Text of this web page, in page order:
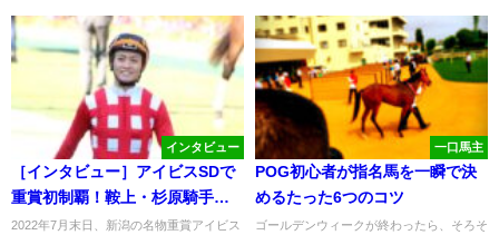
インタビュー
［インタビュー］アイビスSDで
重賞初制覇！鞍上・杉原騎手の
語る、ビリーバーやミルファー
2022年7月末日、新潟の名物重賞アイビス
一口馬主
POG初心者が指名馬を一瞬で決
めるたった6つのコツ
ゴールデンウィークが終わったら、そろそ